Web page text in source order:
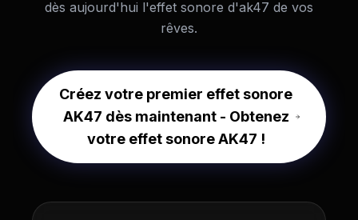
dès aujourd'hui l'effet sonore d'ak47 de vos
rêves.
Créez votre premier effet sonore
AK47 dès maintenant - Obtenez
votre effet sonore AK47 !